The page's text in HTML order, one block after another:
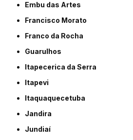
Embu das Artes
Francisco Morato
Franco da Rocha
Guarulhos
Itapecerica da Serra
Itapevi
Itaquaquecetuba
Jandira
Jundiaí